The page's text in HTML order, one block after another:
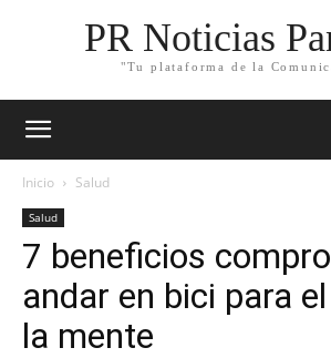
PR Noticias
"Tu plataforma de la
Inicio Salud
Salud
7 beneficios
andar en bici para
la mente